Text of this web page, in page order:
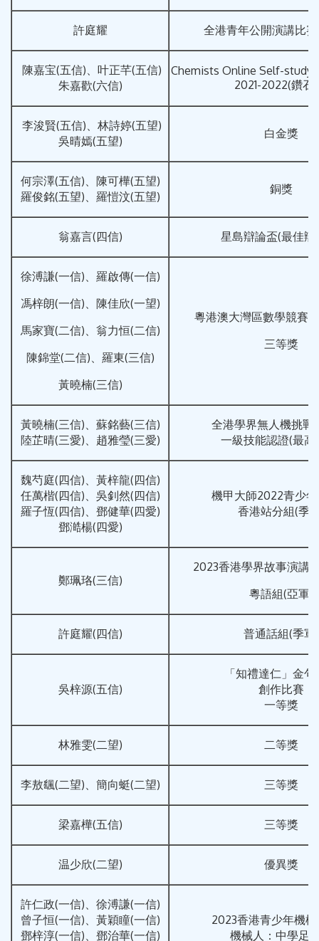
許庭耀 全港青年公開演講比
陳嘉宝(五信)、叶正芊(五信)
朱嘉歡(六信)
Chemists Online Self-study
2021-2022(鑽石
李浚賢(五信)、林詩婷(五望)
吳晴嫣(五望)
白金獎
何宗澤(五信)、陳可樺(五望)
羅俊銘(五望)、羅愷汶(五望)
銅獎
翁嘉言(四信) 星島辯論盃(最佳辯
徐溥謙(一信)、羅啟傳(一信)
馮梓朗(一信)、陳佳欣(一望)
馬家寶(二信)、翁力恒(二信)
陳錦堂(二信)、羅東(三信)
黃曉楠(三信)
粵港澳大灣區數學競賽
三等獎
黃曉楠(三信)、蘇銘藝(三信)
陸芷晴(三愛)、趙雅瑩(三愛)
全港學界無人機挑戰
一級技能認證(最高
魏芍庭(四信)、黃梓龍(四信)
任萬楷(四信)、吳釗然(四信)
羅子恆(四信)、鄧健華(四愛)
鄧澔楊(四愛)
機甲大師2022青少
香港站分組(季
鄭珮珞(三信)
2023香港學界故事演講
粵語組(亞軍)
許庭耀(四信) 普通話組(季軍)
吳梓源(五信)
「知禮達仁」金
創作比賽
一等獎
林雅雯(二望) 二等獎
李敖颻(二望)、簡向蜓(二望) 三等獎
梁嘉樺(五信) 三等獎
温少欣(二望) 優異獎
許仁政(一信)、徐溥謙(一信)
曾子恒(一信)、黃穎瞳(一信)
鄧梓淳(一信)、鄧治華(一信)
2023香港青少年機
機械人：中學足